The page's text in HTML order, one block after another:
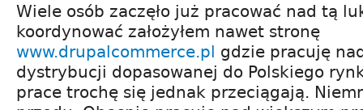
Wiele osób zaczęło już pracować nad tą
koordynować założyłem nawet stronę
www.drupalcommerce.pl gdzie pracuję
dystrybucji dopasowanej do Polskiego
prace trochę się jednak przeciągają.